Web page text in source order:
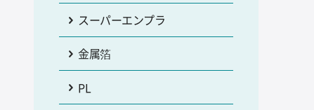
スーパーエンプラ
金属箔
PL